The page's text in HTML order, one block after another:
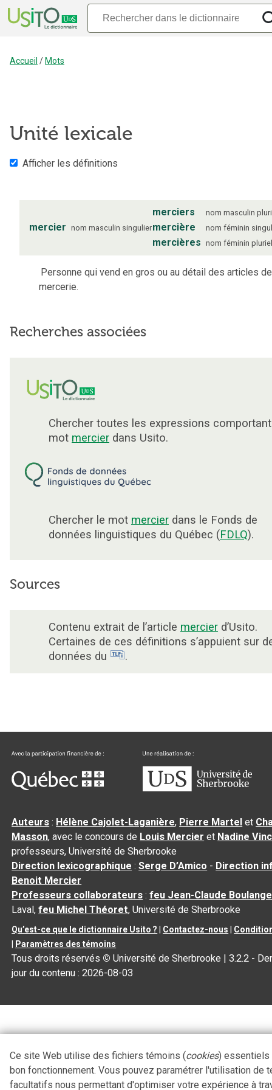
Accueil / Mots
Unité lexicale
Afficher les définitions
mercier nom masculin singulier
merciers nom masculin
mercière nom féminin
mercières nom féminin
Personne qui vend en gros ou au détail des articles de
mercerie.
Recherches associées
Chercher toutes les expressions
mot mercier dans Usito.
Chercher le mot mercier dans le Fonds de
données linguistiques du Québec (FDLQ).
Sources
Contenu extrait de l’article mercier d’Usito.
Certaines de ces définitions s’appuient sur
données du
.
Auteurs : Hélène Cajolet-Laganière, Pierre Martel et
Masson, avec le concours de Louis Mercier et Nadine
professeurs, Université de Sherbrooke
Direction lexicographique :Serge D’Amico - Direction
Benoit Mercier
Professeurs collaborateurs :feu Jean-Claude
Laval,feu Michel Théoret, Université de Sherbrooke
Qu’est-ce que le dictionnaire Usito ? Contactez-nous
Paramètres des témoins
Tous droits réservés © Université de Sherbrooke |3.2.2 -
jour du contenu :2026-08-03
Ce site Web utilise des fichiers témoins (cookies) essentiels
bon fonctionnement. Vous pouvez paramétrer l'utilisation de
facultatifs nous permettant d'optimiser votre expérience à